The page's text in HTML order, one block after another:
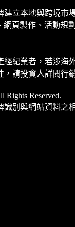
建立本地與跨境市
網頁製作、活動規
紀業者，若涉海
，請投資人詳閱行
Reserved.
別與網站資料之